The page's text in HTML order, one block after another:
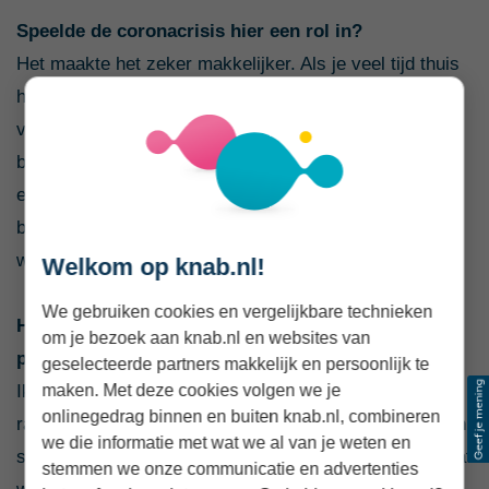
Speelde de coronacrisis hier een rol in?
Het maakte het zeker makkelijker. Als je veel tijd thuis
hebt wil je iets doen waar je blij van wordt, ik werd dat
van werken met edelstenen en wilde anderen hier ook
blij mee maken. Door de pandemie gingen mensen
elkaar ook waardevolle cadeaus met een speciale
boodschap en tekst sturen, wat uiteindelijk erg goed
was voor mijn webshop.
Had je van tevoren nagedacht over mogelijke
problemen?
Ik luister heel erg naar mijn gevoel, maar mijn vriend is
rationeler en zei meteen: moet je niet een businessplan
schrijven met wat cijfers en doelen waar je naartoe gaat
Welkom op knab.nl!
We gebruiken cookies en vergelijkbare technieken
om je bezoek aan knab.nl en websites van
geselecteerde partners makkelijk en persoonlijk te
maken. Met deze cookies volgen we je
onlinegedrag binnen en buiten knab.nl, combineren
we die informatie met wat we al van je weten en
stemmen we onze communicatie en advertenties